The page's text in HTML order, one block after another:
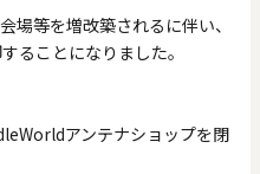
お知らせ お問い合わせ
場等を増改築されるに伴い、
ることになりました。
アンテナショップを閉